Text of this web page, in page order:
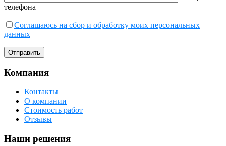
телефона
Соглашаюсь на сбор и обработку моих персональных
данных
Компания
Контакты
О компании
Стоимость работ
Отзывы
Наши решения